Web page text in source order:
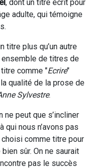
, dont un titre écrit pour
adulte, qui témoigne
titre plus qu’un autre
ensemble de titres de
comme "Ecrire"
qualité de la prose de
Sylvestre.
ne peut que s’incliner
nous n’avons pas
choisi comme titre pour
sûr. On ne saurait
pas le succès